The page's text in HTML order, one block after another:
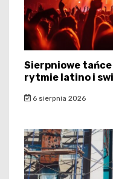
Sierpniowe tańce
rytmie latino i
6 sierpnia 2026